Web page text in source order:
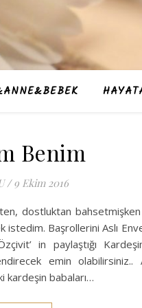
Benim
/ 9 Ekim 2016
dostluktan
istedim. Başrollerini Aslı
in paylaştığı
emin olabilirsiniz..
kardeşin babaları…